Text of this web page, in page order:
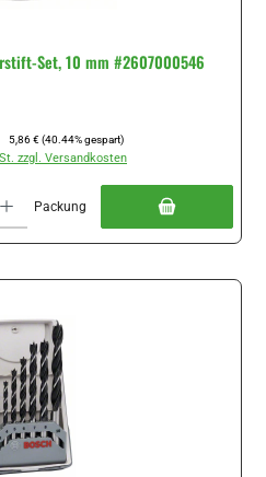
Set, 10 mm #2607000546
5,86 € (40.44% gespart)
zzgl. Versandkosten
Packung